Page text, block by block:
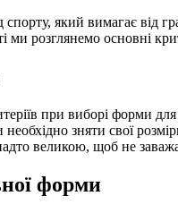
який вимагає від
ми розглянемо основні
при виборі форми
зняти свої
великою, щоб не
форми